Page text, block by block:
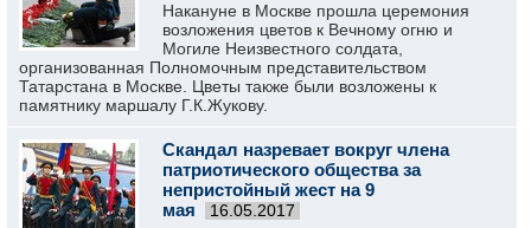
Накануне в Москве прошла церемония
возложения цветов к Вечному огню и
Могиле Неизвестного солдата,
организованная Полномочным представительством
Татарстана в Москве. Цветы также были возложены к
памятнику маршалу Г.К.Жукову.
Скандал назревает вокруг члена
патриотического общества за
непристойный жест на 9
мая
16.05.2017